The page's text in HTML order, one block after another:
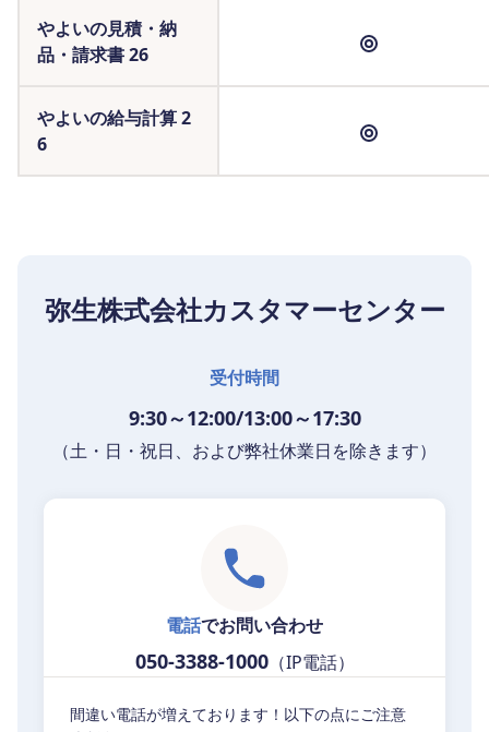
やよいの見積・納
品・請求書 26
やよいの給与計算 2
6
弥生株式会社カスタマーセンター
受付時間
9:30～12:00/13:00～17:30
（土・日・祝日、および弊社休業日を除きます）
電話でお問い合わせ
050-3388-1000（IP電話）
間違い電話が増えております！以下の点にご注意